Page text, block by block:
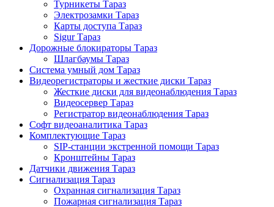
Турникеты Тараз
Электрозамки Тараз
Карты доступа Тараз
Sigur Тараз
Дорожные блокираторы Тараз
Шлагбаумы Тараз
Система умный дом Тараз
Видеорегистраторы и жесткие диски Тараз
Жесткие диски для видеонаблюдения Тараз
Видеосервер Тараз
Регистратор видеонаблюдения Тараз
Софт видеоаналитика Тараз
Комплектующие Тараз
SIP-станции экстренной помощи Тараз
Кронштейны Тараз
Датчики движения Тараз
Сигнализация Тараз
Охранная сигнализация Тараз
Пожарная сигнализация Тараз